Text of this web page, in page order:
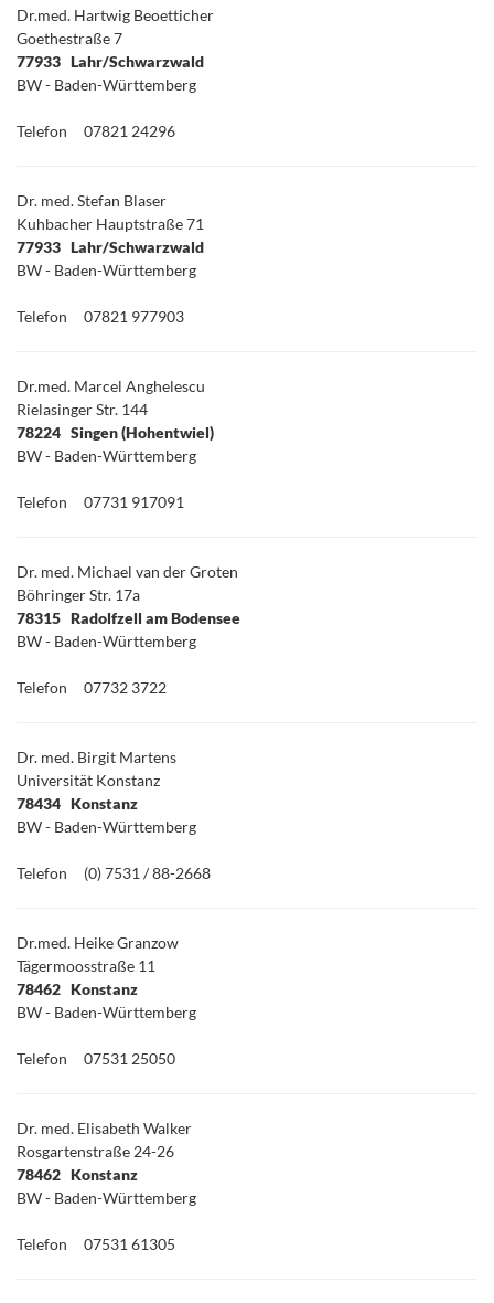
Dr.med. Hartwig Beoetticher
Goethestraße 7
77933 Lahr/Schwarzwald
BW - Baden-Württemberg
Telefon 07821 24296
Dr. med. Stefan Blaser
Kuhbacher Hauptstraße 71
77933 Lahr/Schwarzwald
BW - Baden-Württemberg
Telefon 07821 977903
Dr.med. Marcel Anghelescu
Rielasinger Str. 144
78224 Singen (Hohentwiel)
BW - Baden-Württemberg
Telefon 07731 917091
Dr. med. Michael van der Groten
Böhringer Str. 17a
78315 Radolfzell am Bodensee
BW - Baden-Württemberg
Telefon 07732 3722
Dr. med. Birgit Martens
Universität Konstanz
78434 Konstanz
BW - Baden-Württemberg
Telefon (0) 7531 / 88-2668
Dr.med. Heike Granzow
Tägermoosstraße 11
78462 Konstanz
BW - Baden-Württemberg
Telefon 07531 25050
Dr. med. Elisabeth Walker
Rosgartenstraße 24-26
78462 Konstanz
BW - Baden-Württemberg
Telefon 07531 61305